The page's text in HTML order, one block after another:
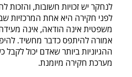
לנחקר יש זכויות חשובות, והזכות
לפני חקירה היא אחת המרכזיות
משפטית אינה הודאה, אינה
אמורה להיתפס כדבר מחשיד.
ההגיוניות ביותר שאדם יכול לקבל
מערכת חקירה מיומנת.